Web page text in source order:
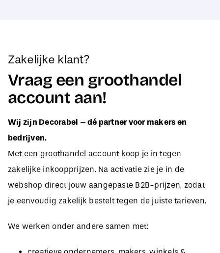
Vraag een groothandel
account aan!
Wij zijn Decorabel – dé partner voor makers en
bedrijven.
Met een groothandel account koop je in tegen
zakelijke inkoopprijzen. Na activatie zie je in de
webshop direct jouw aangepaste B2B-prijzen, zodat
je eenvoudig zakelijk bestelt tegen de juiste tarieven.
We werken onder andere samen met:
creatieve ondernemers, makers, winkels &
webshop